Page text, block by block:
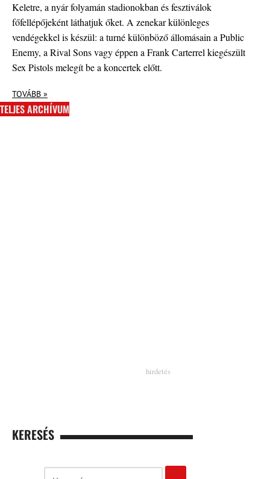
Keletre, a nyár folyamán stadionokban és fesztiválok
főfellépőjeként láthatjuk őket. A zenekar különleges
vendégekkel is készül: a turné különböző állomásain a Public
Enemy, a Rival Sons vagy éppen a Frank Carterrel kiegészült
Sex Pistols melegít be a koncertek előtt.
TOVÁBB »
TELJES ARCHÍVUM
KERESÉS